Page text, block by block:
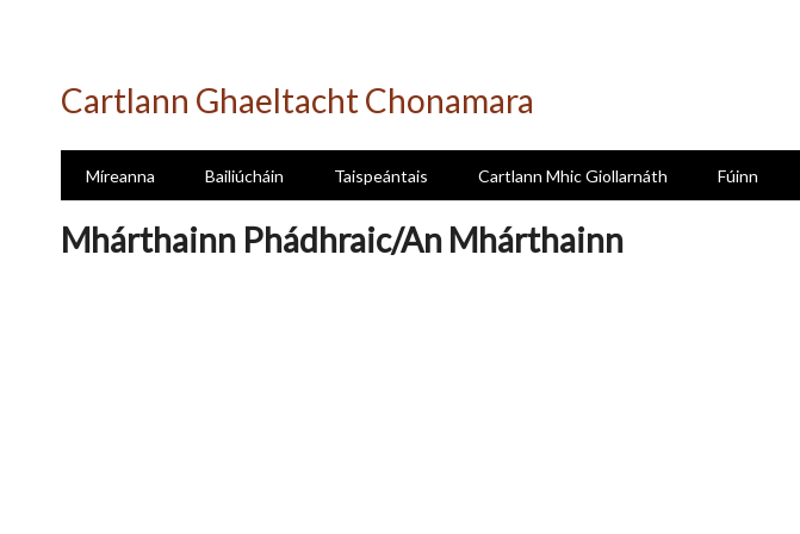
Cartlann Ghaeltacht Chonamara
Míreanna Bailiúcháin Taispeántais Cartlann Mhic Giollarnáth Fúinn
Mhárthainn Phádhraic/An Mhárthainn